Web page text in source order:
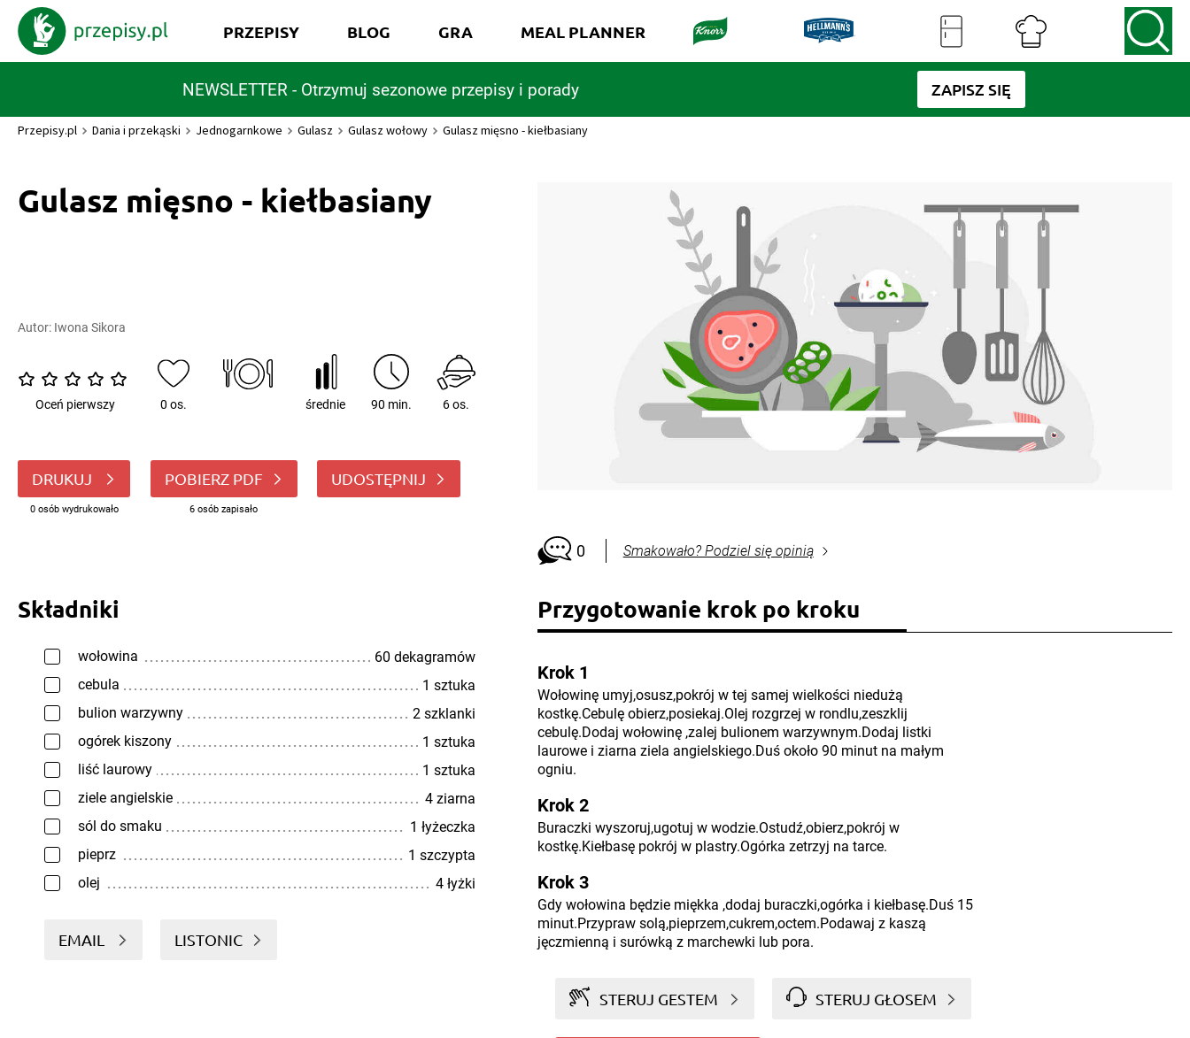
NEWSLETTER - Otrzymuj sezonowe przepisy i porady ZAPISZ SIĘ
PRZEPISY BLOG GRA MEAL PLANNER
Przepisy.pl Dania i przekąski Jednogarnkowe Gulasz Gulasz wołowy Gulasz mięsno - kiełbasiany
Gulasz mięsno - kiełbasiany
Autor: Iwona Sikora
Oceń pierwszy 0 os. średnie 90 min. 6 os.
DRUKUJ
0 osób wydrukowało
POBIERZ PDF
6 osób zapisało
UDOSTĘPNIJ
0 Smakowało? Podziel się opinią
Składniki
wołowina
60 dekagramów
cebula
1 sztuka
bulion warzywny
2 szklanki
ogórek kiszony
1 sztuka
liść laurowy
1 sztuka
ziele angielskie
4 ziarna
sól do smaku
1 łyżeczka
pieprz
1 szczypta
olej
4 łyżki
EMAIL LISTONIC
Przygotowanie krok po kroku
Krok 1
Wołowinę umyj,osusz,pokrój w tej samej wielkości niedużą
kostkę.Cebulę obierz,posiekaj.Olej rozgrzej w rondlu,zeszklij
cebulę.Dodaj wołowinę ,zalej bulionem warzywnym.Dodaj listki
laurowe i ziarna ziela angielskiego.Duś około 90 minut na małym
ogniu.
Krok 2
Buraczki wyszoruj,ugotuj w wodzie.Ostudź,obierz,pokrój w
kostkę.Kiełbasę pokrój w plastry.Ogórka zetrzyj na tarce.
Krok 3
Gdy wołowina będzie miękka ,dodaj buraczki,ogórka i kiełbasę.Duś 15
minut.Przypraw solą,pieprzem,cukrem,octem.Podawaj z kaszą
jęczmienną i surówką z marchewki lub pora.
STERUJ GESTEM STERUJ GŁOSEM